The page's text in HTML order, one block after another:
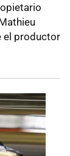
el productor